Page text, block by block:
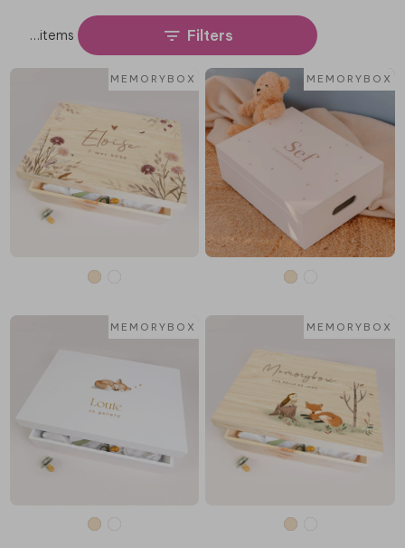
…items Filters
MEMORYBOX MEMORYBOX
MEMORYBOX MEMORYBOX